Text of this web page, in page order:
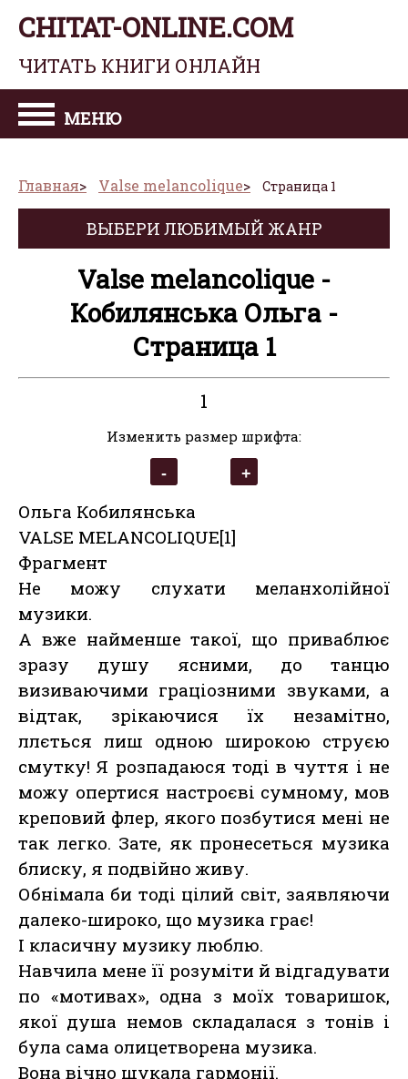
CHITAT-ONLINE.COM
ЧИТАТЬ КНИГИ ОНЛАЙН
МЕНЮ
Главная Valse melancolique Страница 1
ВЫБЕРИ ЛЮБИМЫЙ ЖАНР
Valse melancolique -
Кобилянська Ольга -
Страница 1
1
Изменить размер шрифта:
Ольга Кобилянська
VALSE MELANCOLIQUE[1]
Фрагмент
Не можу слухати меланхолійної
музики.
А вже найменше такої, що приваблює
зразу душу ясними, до танцю
визиваючими граціозними звуками, а
відтак, зрікаючися їх незамітно,
ллється лиш одною широкою струєю
смутку! Я розпадаюся тоді в чуття і не
можу опертися настроєві сумному, мов
креповий флер, якого позбутися мені не
так легко. Зате, як пронесеться музика
блиску, я подвійно живу.
Обнімала би тоді цілий світ, заявляючи
далеко-широко, що музика грає!
І класичну музику люблю.
Навчила мене її розуміти й відгадувати
по «мотивах», одна з моїх товаришок,
якої душа немов складалася з тонів і
була сама олицетворена музика.
Вона вічно шукала гармонії.